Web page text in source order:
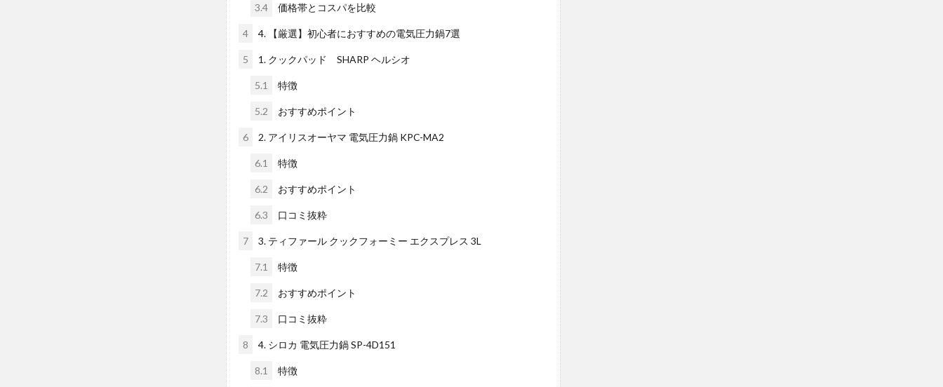
3.4 価格帯とコスパを比較
4 4. 【厳選】初心者におすすめの電気圧力鍋7選
5 1. クックパッド SHARP ヘルシオ
5.1 特徴
5.2 おすすめポイント
6 2. アイリスオーヤマ 電気圧力鍋 KPC-MA2
6.1 特徴
6.2 おすすめポイント
6.3 口コミ抜粋
7 3. ティファール クックフォーミー エクスプレス 3L
7.1 特徴
7.2 おすすめポイント
7.3 口コミ抜粋
8 4. シロカ 電気圧力鍋 SP-4D151
8.1 特徴